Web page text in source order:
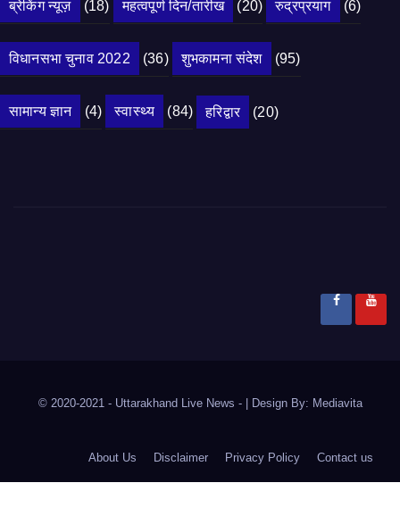
ब्रेकिंग न्यूज़ (18) महत्वपूर्ण दिन/तारीख (20) रुद्रप्रयाग (6)
विधानसभा चुनाव 2022 (36) शुभकामना संदेश (95)
सामान्य ज्ञान (4) स्वास्थ्य (84) हरिद्वार (20)
© 2020-2021 - Uttarakhand Live News - | Design By: Mediavita
About Us Disclaimer Privacy Policy Contact us